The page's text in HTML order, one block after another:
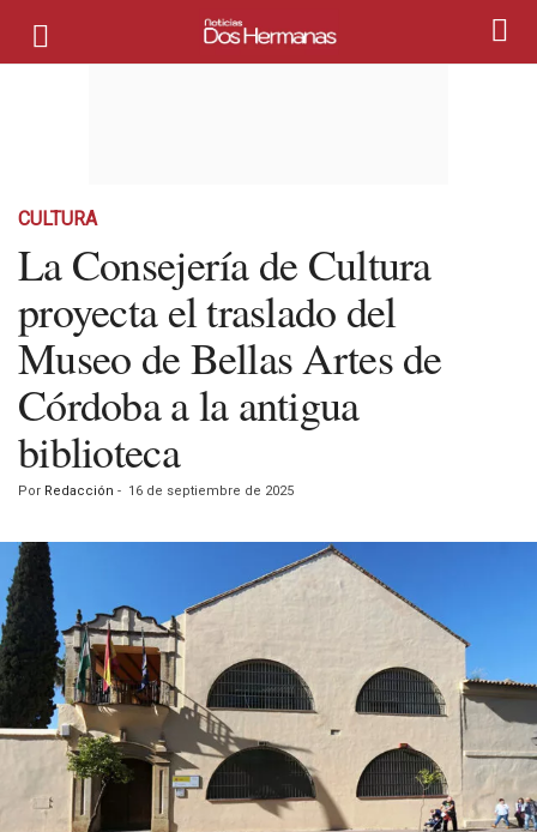
CULTURA
La Consejería de Cultura
proyecta el traslado del
Museo de Bellas Artes de
Córdoba a la antigua
biblioteca
Por Redacción - 16 de septiembre de 2025